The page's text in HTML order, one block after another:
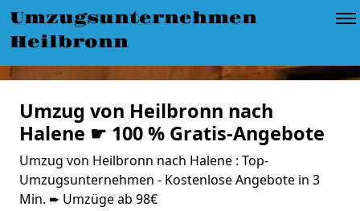
Umzugsunternehmen
Heilbronn
Umzug von Heilbronn nach
Halene ☛ 100 % Gratis-Angebote
Umzug von Heilbronn nach Halene : Top-
Umzugsunternehmen - Kostenlose Angebote in 3
Min. ➨ Umzüge ab 98€